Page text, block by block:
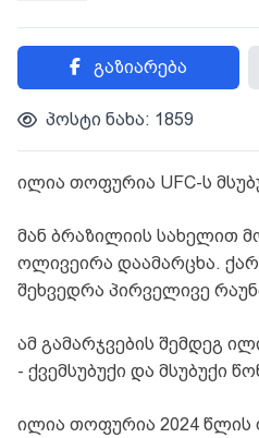
გაზიარება
პოსტი ნახა: 1859
ილია თოფურია UFC-ს
მან ბრაზილიის სახელით
ოლივეირა დაამარცხა.
შეხვედრა პირველივე
ამ გამარჯვების შემდეგ
- ქვემსუბუქი და მსუბუქი
ილია თოფურია 2024 წლის